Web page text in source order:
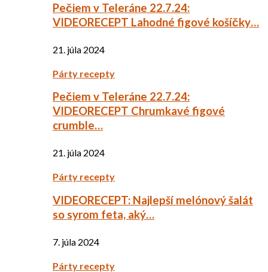
Pečiem v Teleráne 22.7.24:
VIDEORECEPT Lahodné figové košíčky…
21. júla 2024
Párty recepty
Pečiem v Teleráne 22.7.24:
VIDEORECEPT Chrumkavé figové
crumble…
21. júla 2024
Párty recepty
VIDEORECEPT: Najlepší melónový šalát
so syrom feta, aký…
7. júla 2024
Párty recepty